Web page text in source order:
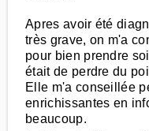
Apres avoir été
très grave, on m'a
pour bien prendre
était de perdre du
Elle m'a conseillée
enrichissantes en
beaucoup.